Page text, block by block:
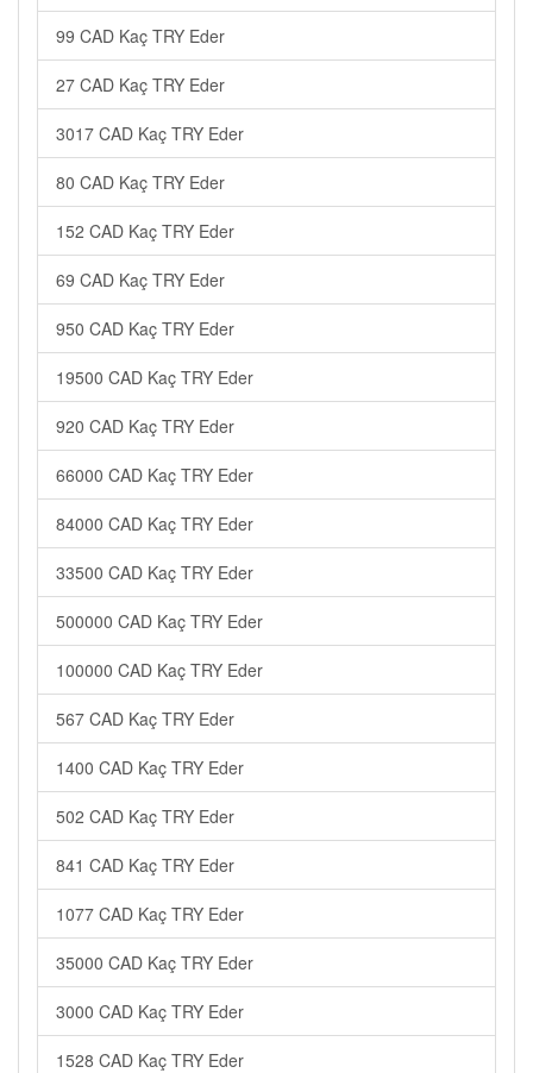
99 CAD Kaç TRY Eder
27 CAD Kaç TRY Eder
3017 CAD Kaç TRY Eder
80 CAD Kaç TRY Eder
152 CAD Kaç TRY Eder
69 CAD Kaç TRY Eder
950 CAD Kaç TRY Eder
19500 CAD Kaç TRY Eder
920 CAD Kaç TRY Eder
66000 CAD Kaç TRY Eder
84000 CAD Kaç TRY Eder
33500 CAD Kaç TRY Eder
500000 CAD Kaç TRY Eder
100000 CAD Kaç TRY Eder
567 CAD Kaç TRY Eder
1400 CAD Kaç TRY Eder
502 CAD Kaç TRY Eder
841 CAD Kaç TRY Eder
1077 CAD Kaç TRY Eder
35000 CAD Kaç TRY Eder
3000 CAD Kaç TRY Eder
1528 CAD Kaç TRY Eder